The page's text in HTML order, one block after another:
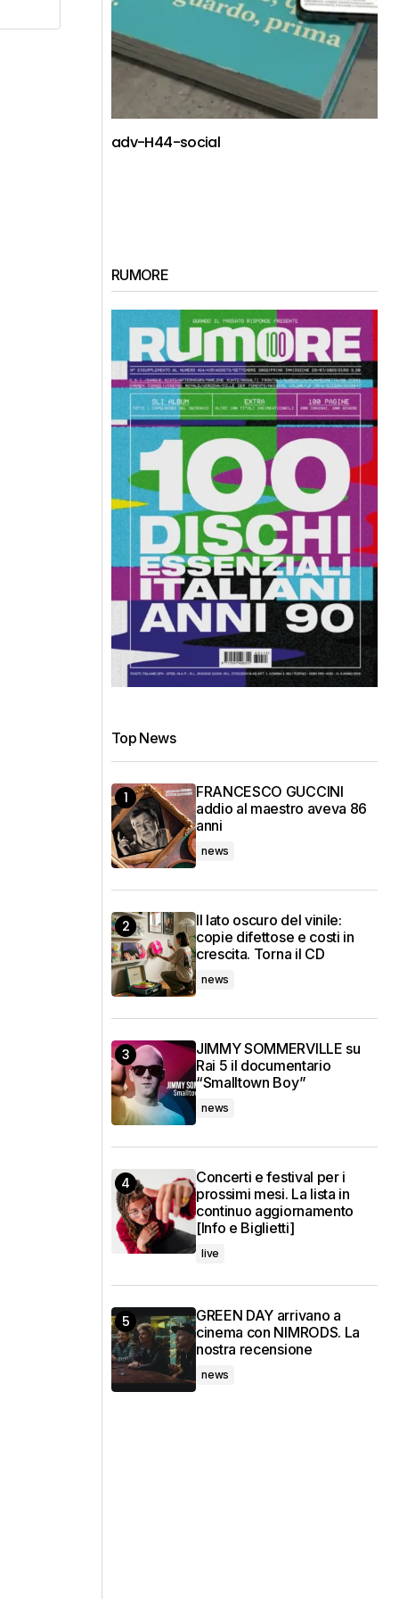
adv-H44-social
RUMORE
Top News
FRANCESCO GUCCINI
addio al maestro aveva 86
anni
news
Il lato oscuro del vinile:
copie difettose e costi in
crescita. Torna il CD
news
JIMMY SOMMERVILLE su
Rai 5 il documentario
“Smalltown Boy”
news
Concerti e festival per i
prossimi mesi. La lista in
continuo aggiornamento
[Info e Biglietti]
live
GREEN DAY arrivano a
cinema con NIMRODS. La
nostra recensione
news